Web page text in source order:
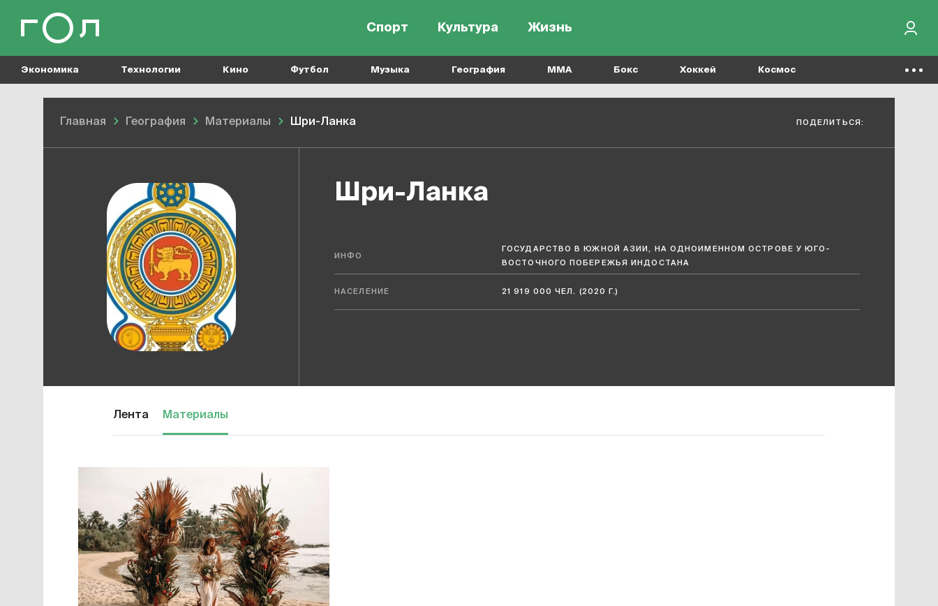
Спорт Культура Жизнь
Экономика Технологии Кино Футбол Музыка География MMA Бокс Хоккей Космос
Главная География Материалы Шри-Ланка ПОДЕЛИТЬСЯ:
Шри-Ланка
ИНФО
ГОСУДАРСТВО В ЮЖНОЙ АЗИИ, НА ОДНОИМЕННОМ ОСТРОВЕ У ЮГО-
ВОСТОЧНОГО ПОБЕРЕЖЬЯ ИНДОСТАНА
НАСЕЛЕНИЕ 21 919 000 ЧЕЛ. (2020 Г.)
Лента Материалы